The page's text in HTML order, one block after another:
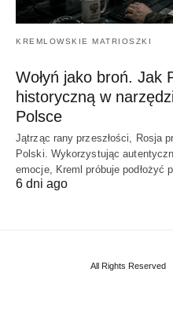
KREMLOWSKIE MATRIOSZKI
Wołyń jako broń. Jak
historyczną w
Polsce
Jątrząc rany przeszłości, Rosja
Polski. Wykorzystując
emocje, Kreml próbuje podłożyć
6 dni ago
All Rights Reserved